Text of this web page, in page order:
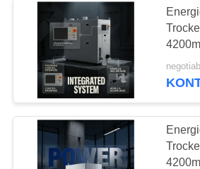
KONTAKT
MIT
UNS
ETL